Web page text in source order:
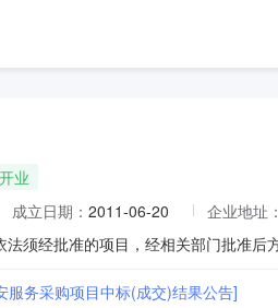
开业
成立日期： 2011-06-20 企业地址：
服务采购项目中标(成交)结果公告]